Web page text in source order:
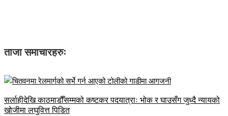
ताजा समाचारहरुः
सर्लाहीदेखि काठमाडौँसम्मको कष्टकर पदयात्राः भोक र घाउसँग जुध्दै न्यायको
खोजीमा लघुवित्त पिडित